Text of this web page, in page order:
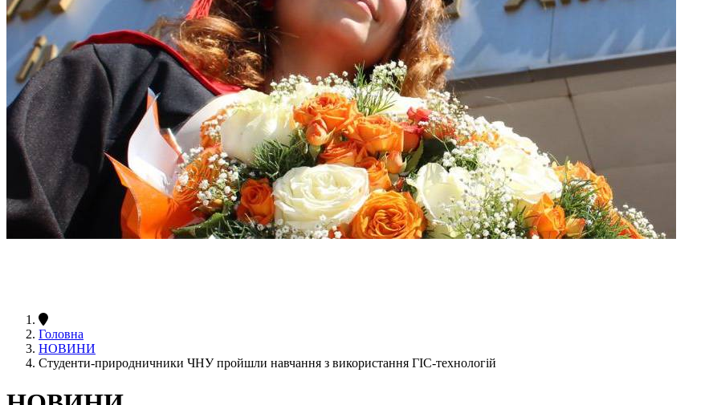
Головна
НОВИНИ
Студенти-природничники ЧНУ пройшли навчання з використання ГІС-технологій